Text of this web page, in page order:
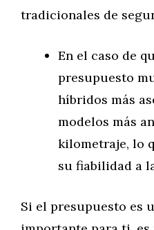
tradicionales de
En el caso de
presupuesto
híbridos más
modelos más
kilometraje, lo
su fiabilidad a
Si el presupuesto es